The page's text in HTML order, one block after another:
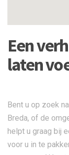
Een
laten
Bent u op zoek
Breda, of de
helpt u graag bij
voor u in te